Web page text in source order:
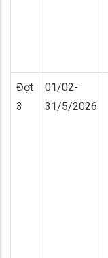
Đợt
3
01/02-
31/5/2026